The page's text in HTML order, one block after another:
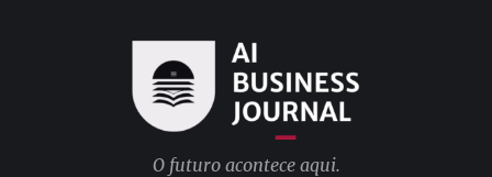
O futuro acontece aqui.